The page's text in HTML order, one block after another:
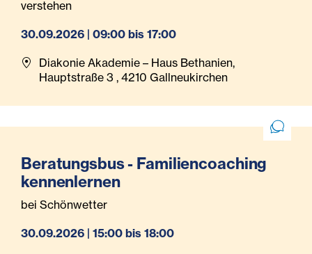
verstehen
30.09.2026 | 09:00 bis 17:00
Diakonie Akademie – Haus Bethanien,
Hauptstraße 3 , 4210 Gallneukirchen
Beratungsbus - Familiencoaching
kennenlernen
bei Schönwetter
30.09.2026 | 15:00 bis 18:00